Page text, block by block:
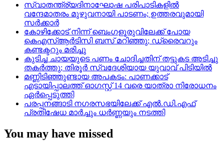
സ്വാതന്ത്ര്യദിനാഘോഷ പരിപാടികളിൽ
വന്ദേമാതരം മുഴുവനായി പാടണം; ഉത്തരവുമായി
സർക്കാർ
കോഴിക്കോട് നിന്ന് ബെംഗളൂരുവിലേക്ക് പോയ
കെഎസ്ആർടിസി ബസ് മറിഞ്ഞു; ഡ്രൈവറും
കണ്ടക്ടറും മരിച്ചു
കുടിച്ച ചായയുടെ പണം ചോദിച്ചതിന് തട്ടുകട അടിച്ചു
തകർത്തു; തിരൂർ സ്വദേശിയായ യുവാവ് പിടിയിൽ
മണ്ണിടിഞ്ഞുണ്ടായ അപകടം: പാണക്കാട്
എടായിപ്പാലത്ത് ഓഗസ്റ്റ് 14 വരെ യാത്രാ നിരോധനം
ഏര്‍പ്പെടുത്തി
പരപ്പനങ്ങാടി നഗരസഭയിലേക്ക് എൽ.ഡി.എഫ്
പ്രതിഷേധ മാർച്ചും ധർണ്ണയും നടത്തി
You may have missed